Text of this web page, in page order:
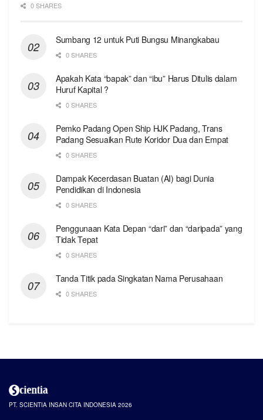
0 SHARES
Sumbang 12 untuk Puti Bungsu Minangkabau
0 SHARES
Apakah Kata “bapak” dan “ibu” Harus Ditulis dalam
Huruf Kapital ?
0 SHARES
Pemko Padang Open Ship HJK Padang, Trans
Padang Sesuaikan Rute Koridor Dua dan Empat
0 SHARES
Dampak Kecerdasan Buatan (AI) bagi Dunia
Pendidikan di Indonesia
0 SHARES
Penggunaan Kata Depan “dari” dan “daripada” yang
Tidak Tepat
0 SHARES
Tanda Titik pada Singkatan Nama Perusahaan
0 SHARES
PT. SCIENTIA INSAN CITA INDONESIA 2026